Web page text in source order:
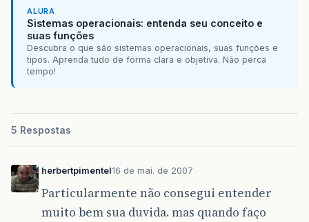
ALURA
Sistemas operacionais: entenda seu conceito e
suas funções
Descubra o que são sistemas operacionais, suas funções e
tipos. Aprenda tudo de forma clara e objetiva. Não perca
tempo!
5 Respostas
herbertpimentel16 de mai. de 2007
Particularmente não consegui entender
muito bem sua duvida. mas quando faço